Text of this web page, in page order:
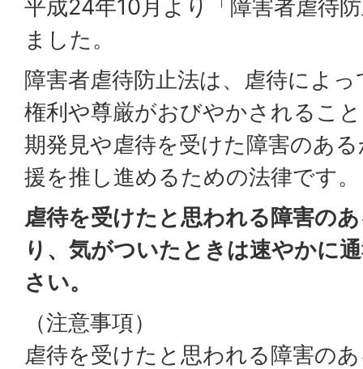
平成24年10月より「障害者虐待
ました。
障害者虐待防止法は、虐待によ
権利や尊厳がおびやかされるこ
期発見や虐待を受けた障害のあ
援を推し進めるための法律です。
虐待を受けたと思われる障害の
り、気がついたときは速やかに
さい。
（注意事項）
虐待を受けたと思われる障害の